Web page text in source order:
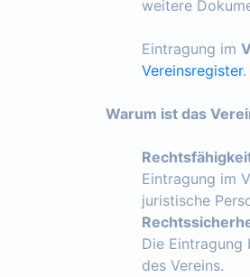
weitere
Eintragung im
Vereinsregister.
Warum ist das
Eintragung im
juristische
Die
des Vereins.